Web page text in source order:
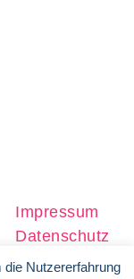
Impressum
Datenschutz
Nutzererfahrung